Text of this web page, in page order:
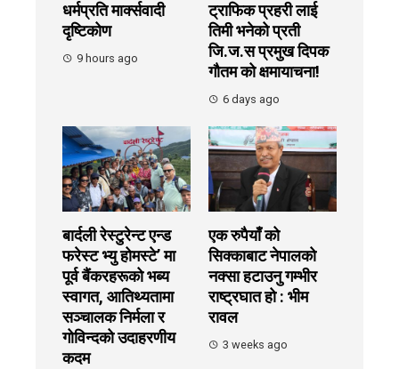
धर्मप्रति मार्क्सवादी
दृष्टिकोण
9 hours ago
ट्राफिक प्रहरी लाई
तिमी भनेको प्रती
जि.ज.स प्रमुख दिपक
गौतम को क्षमायाचना!
6 days ago
बार्दली रेस्टुरेन्ट एन्ड
फरेस्ट भ्यु होमस्टे’ मा
पूर्व बैंकरहरूको भब्य
स्वागत, आतिथ्यतामा
सञ्चालक निर्मला र
गोविन्दको उदाहरणीय
कदम
एक रुपैयाँ को
सिक्काबाट नेपालको
नक्सा हटाउनु गम्भीर
राष्ट्रघात हो : भीम
रावल
3 weeks ago